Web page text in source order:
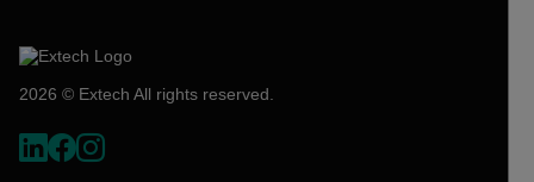
2026 © Extech All rights reserved.